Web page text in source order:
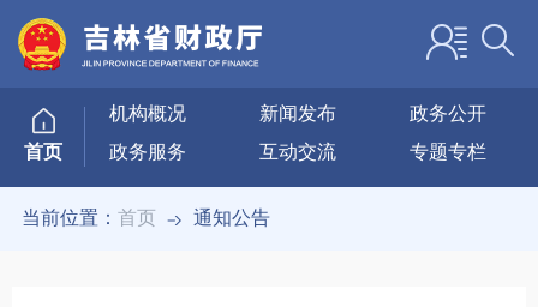
首页
机构概况 新闻发布
政务公开
政务服务
互动交流 专题专栏
当前位置：首页 通知公告